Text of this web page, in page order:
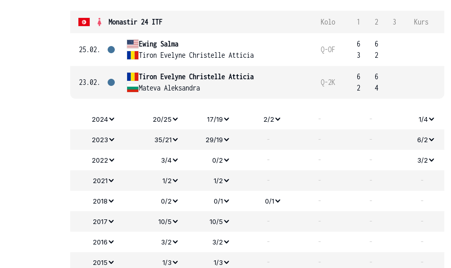
Monastir 24 ITF Kolo 1 2 3 Kurs
25.02.
Ewing Salma
Tiron Evelyne Christelle Atticia
Q-OF
6
3
6
2
23.02.
Tiron Evelyne Christelle Atticia
Mateva Aleksandra
Q-2K
6
2
6
4
2024 20/25 17/19 2/2 - - 1/4
2023 35/21 29/19 - - - 6/2
2022 3/4 0/2 - - - 3/2
2021 1/2 1/2 - - - -
2018 0/2 0/1 0/1 - - -
2017 10/5 10/5 - - - -
2016 3/2 3/2 - - - -
2015 1/3 1/3 - - - -